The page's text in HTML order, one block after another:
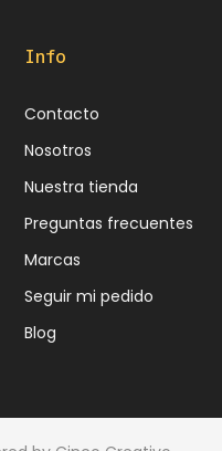
Info
Contacto
Nosotros
Nuestra tienda
Preguntas frecuentes
Marcas
Seguir mi pedido
Blog